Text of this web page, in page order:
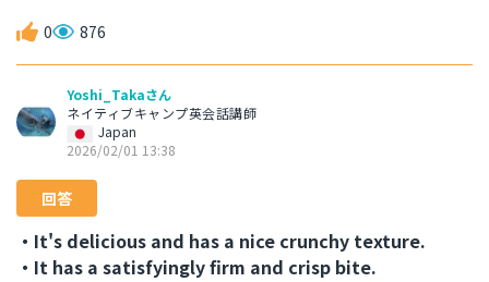
0 876
Yoshi_Takaさん
ネイティブキャンプ英会話講師
Japan
2026/02/01 13:38
回答
・It's delicious and has a nice crunchy texture.
・It has a satisfyingly firm and crisp bite.